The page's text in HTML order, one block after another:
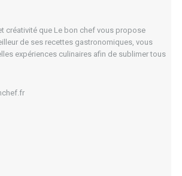
créativité que Le bon chef vous propose
de ses recettes gastronomiques, vous
expériences culinaires afin de sublimer tous